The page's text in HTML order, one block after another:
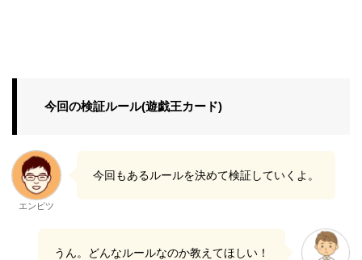
今回の検証ルール(遊戯王カード)
エンピツ
今回もあるルールを決めて検証していくよ。
うん。どんなルールなのか教えてほしい！